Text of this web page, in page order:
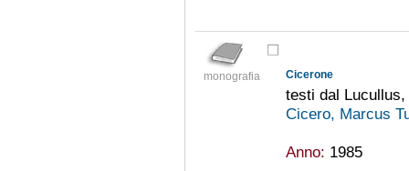
monografia Cicerone
testi dal
Cicero, Marcus
Anno: 1985